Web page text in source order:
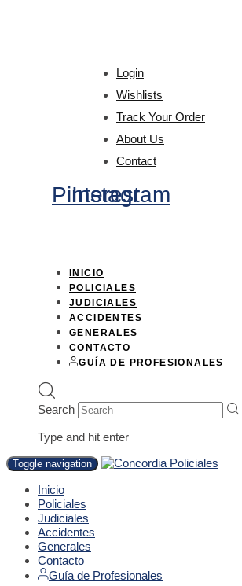
Login
Wishlists
Track Your Order
About Us
Contact
Pinterest
Instagram
INICIO
POLICIALES
JUDICIALES
ACCIDENTES
GENERALES
CONTACTO
GUÍA DE PROFESIONALES
Search
Type and hit enter
Toggle navigation
Inicio
Policiales
Judiciales
Accidentes
Generales
Contacto
Guía de Profesionales